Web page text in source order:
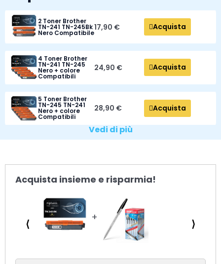
2 Toner Brother
TN-241 TN-245Bk
Nero Compatibile
17,90 € Acquista
4 Toner Brother
TN-241 TN-245
Nero + colore
Compatibili
24,90 € Acquista
5 Toner Brother
TN-245 TN-241
Nero + colore
Compatibili
28,90 € Acquista
Vedi di più
Acquista insieme e risparmia!
⟨ ⟩